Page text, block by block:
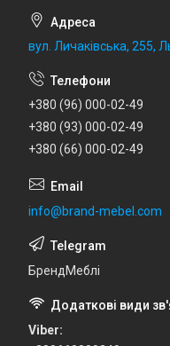
вул. Личаківська, 255,
+380 (96) 000-02-49
+380 (93) 000-02-49
+380 (66) 000-02-49
info@brand-mebel.com
БрендМеблі
Viber